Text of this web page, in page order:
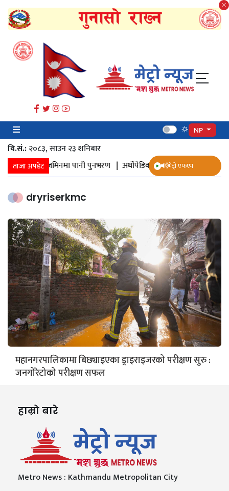
NP
वि.सं.:२०८३, साउन २३ शनिबार
ताजा अपडेट
संकलन |जमिनमा पानी पुनभरण |अर्थोपेडिक इम्प्लान्ट |ज्येष्ठ
मेट्रो एफएम
dryriserkmc
महानगरपालिकामा बिछ्याइएका ड्राइराइजरको परीक्षण सुरु :
जनगोरेटोको परीक्षण सफल
हाम्रो बारे
Metro News : Kathmandu Metropolitan City